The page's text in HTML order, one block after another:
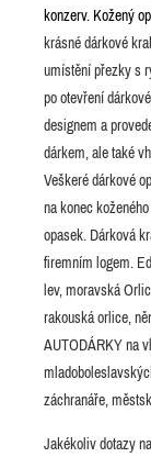
konzerv. Kožený
krásné dárkové
umístění přezky s
po otevření
designem a
dárkem, ale také
Veškeré dárkové
na konec
opasek. Dárková
firemním logem.
lev, moravská
rakouská orlice,
AUTODÁRKY na
záchranáře,
Jakékoliv dotazy